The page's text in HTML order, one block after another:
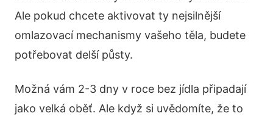
Ale pokud chcete aktivovat ty nejsilnější
omlazovací mechanismy vašeho těla, budete
potřebovat delší půsty.
Možná vám 2-3 dny v roce bez jídla připadají
jako velká oběť. Ale když si uvědomíte, že to